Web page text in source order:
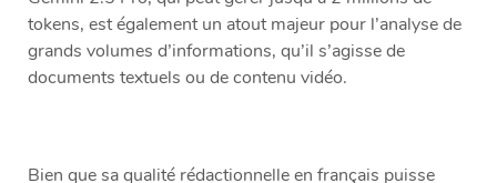
tokens, est également un atout majeur pour l’analyse de
grands volumes d’informations, qu’il s’agisse de
documents textuels ou de contenu vidéo.
Bien que sa qualité rédactionnelle en français puisse